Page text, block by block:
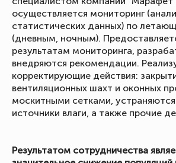
осуществляется мониторинг
статистических данных) по
(дневным, ночным).
результатам мониторинга,
внедряются рекомендации.
корректирующие действия:
вентиляционных шахт и оконных
москитными сетками,
источники влаги, а также прочие
Результатом сотрудничества